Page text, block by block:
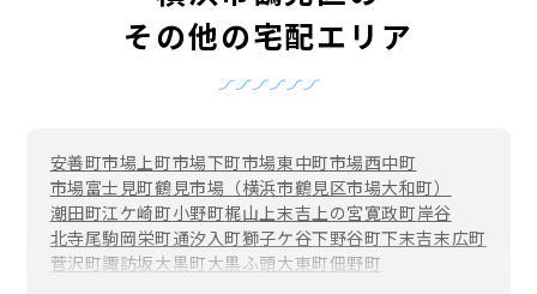
その他の宅配エリア
安善町市場上町市場下町市場東中町市場西中町
市場富士見町鶴見市場（横浜市鶴見区市場大和町）
潮田町江ケ崎町小野町梶山上末吉上の宮寛政町岸谷
北寺尾駒岡栄町通汐入町獅子ケ谷下野谷町下末吉末広町
菅沢町諏訪坂大黒町大黒ふ頭大東町佃野町